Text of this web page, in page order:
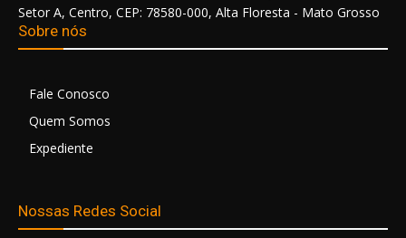
Setor A, Centro, CEP: 78580-000, Alta Floresta - Mato Grosso
Sobre nós
Fale Conosco
Quem Somos
Expediente
Nossas Redes Social